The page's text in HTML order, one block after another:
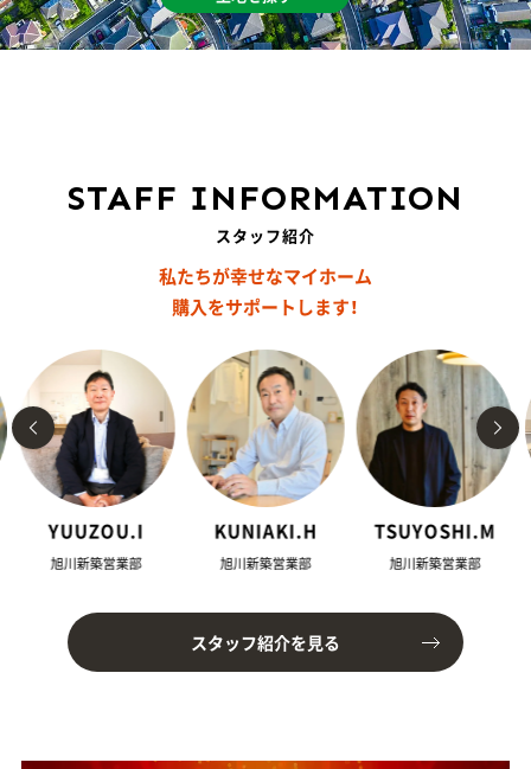
STAFF INFORMATION
スタッフ紹介
私たちが幸せなマイホーム
購入をサポートします！
YUUZOU.I
旭川新築営業部
KUNIAKI.H
旭川新築営業部
TSUYOSHI.M
旭川新築営業部
スタッフ紹介を見る